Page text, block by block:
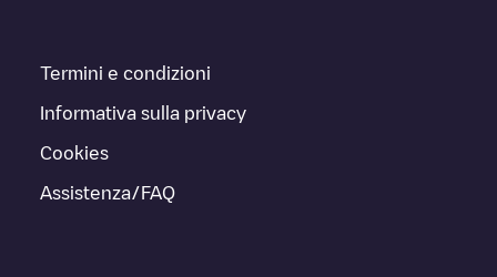
Termini e condizioni
Informativa sulla privacy
Cookies
Assistenza/FAQ